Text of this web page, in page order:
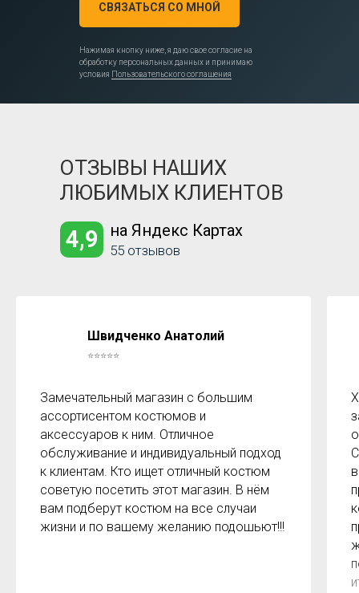
СВЯЗАТЬСЯ СО МНОЙ
Нажимая кнопку ниже, я даю свое согласие на
обработку персональных данных и принимаю
условия Пользовательского соглашения
55 отзывов
на Яндекс Картах
4,9
ОТЗЫВЫ НАШИХ
ЛЮБИМЫХ КЛИЕНТОВ
Швидченко Анатолий
⭐⭐⭐⭐⭐
Замечательный магазин с большим
ассортисентом костюмов и
аксессуаров к ним. Отличное
обслуживание и индивидуальный подход
к клиентам. Кто ищет отличный костюм
советую посетить этот магазин. В нём
вам подберут костюм на все случаи
жизни и по вашему желанию подошьют!!!